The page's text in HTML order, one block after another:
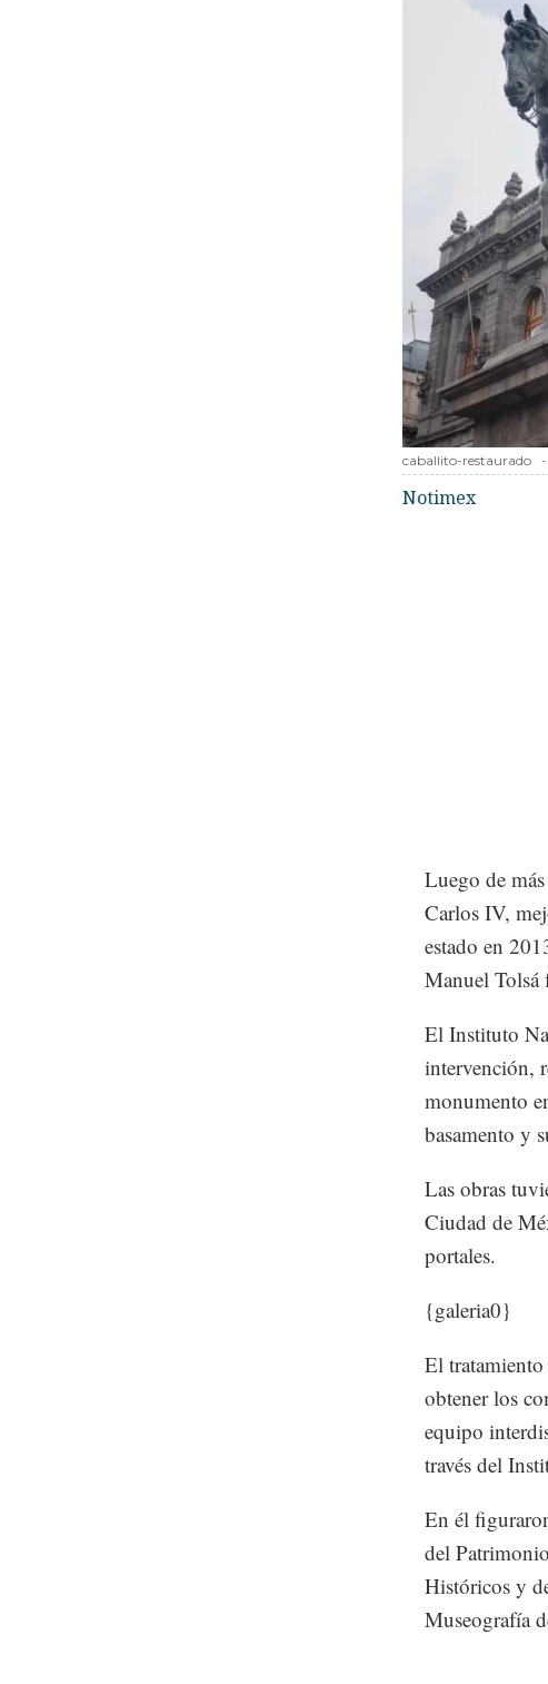
caballito-restaurado -
Notimex
Luego de
Carlos IV,
estado en
Manuel Tolsá
El Instituto
intervención,
monumento
basamento y
Las obras
Ciudad de
portales.
{galeria0}
El
obtener los
equipo
través del
En él
del
Históricos y
Museografía